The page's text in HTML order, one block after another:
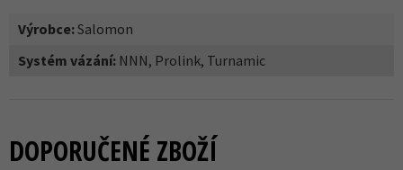
Výrobce:Salomon
Systém vázání: NNN, Prolink, Turnamic
DOPORUČENÉ ZBOŽÍ